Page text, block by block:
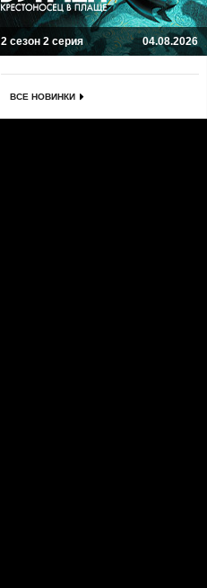
2 сезон 2 серия 04.08.2026
ВСЕ НОВИНКИ